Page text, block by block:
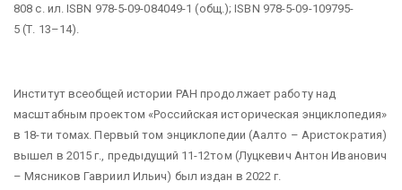
808 с. ил. ISBN 978-5-09-084049-1 (общ.); ISBN 978-5-09-109795-
5 (Т. 13–14).
Институт всеобщей истории РАН продолжает работу над
масштабным проектом «Российская историческая энциклопедия»
в 18-ти томах. Первый том энциклопедии (Аалто – Аристократия)
вышел в 2015 г., предыдущий 11-12том (Луцкевич Антон Иванович
– Мясников Гавриил Ильич) был издан в 2022 г.